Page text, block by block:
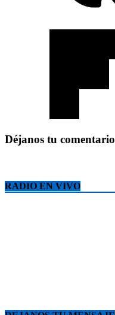
Déjanos tu comentario
RADIO EN VIVO